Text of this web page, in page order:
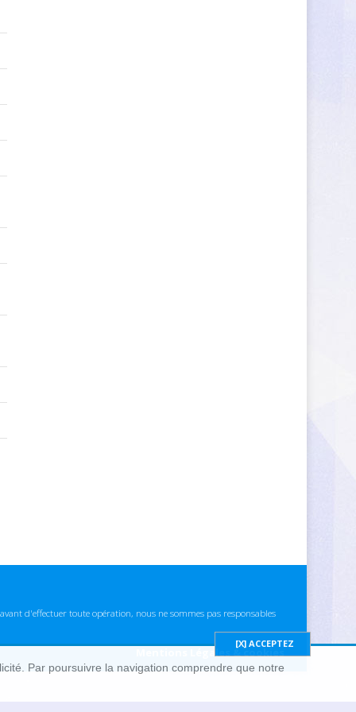
d'effectuer toute opération, nous ne sommes pas responsables
Mentions Légales & cookies
Par poursuivre la navigation comprendre que notre